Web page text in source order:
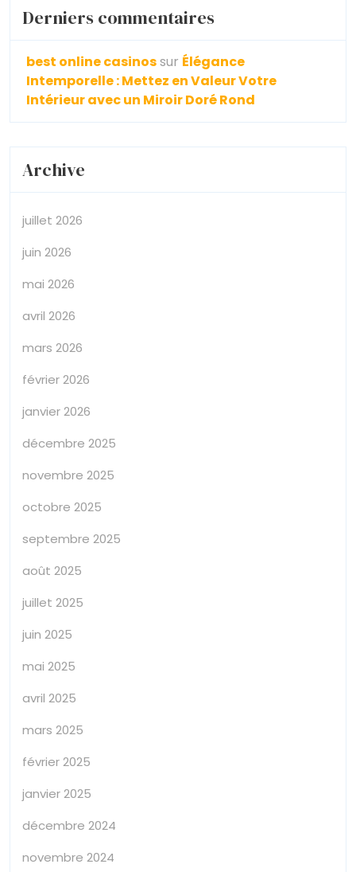
Derniers commentaires
best online casinossur Élégance
Intemporelle : Mettez en Valeur Votre
Intérieur avec un Miroir Doré Rond
Archive
juillet 2026
juin 2026
mai 2026
avril 2026
mars 2026
février 2026
janvier 2026
décembre 2025
novembre 2025
octobre 2025
septembre 2025
août 2025
juillet 2025
juin 2025
mai 2025
avril 2025
mars 2025
février 2025
janvier 2025
décembre 2024
novembre 2024